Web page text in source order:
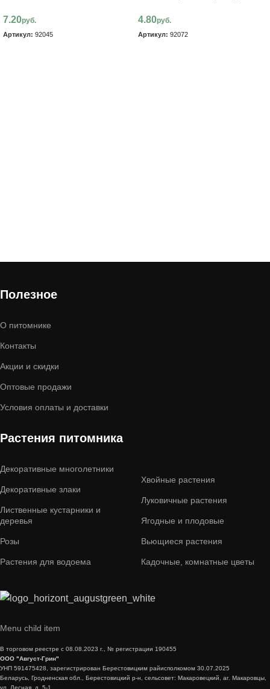
7.20руб.
Артикул: 92045
4.80руб.
Артикул: 92072
Полезное
О питомнике
Контакты
Акции и скидки
Оптовые продажи
Условия оплаты и доставки
Растения питомника
Декоративные многолетники
Декоративные злаки
Лиственные кустарники и
деревья
Розы
Растения для водоема
Хвойные растения
Луковичные растения
Ягодные и плодовые
Вьющиеся растения
Кадочные, комнатные цветы
Menu child item
В торговом реестре с 08.08.2023 г., № регистрации 190455
ООО "Август-Грин"
УНП 591475428, зарегистрирован Берестовицким райисполкомом 30.07.2025
Беларусь, Гродненская обл., Берестовицкий р-н, сельсовет: Макаровецкий, аг. Макаровцы,